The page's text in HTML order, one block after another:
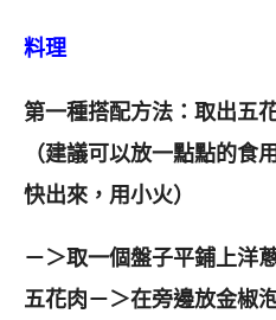
料理
第一種搭配方法：取出五
（建議可以放一點點的食
快出來，用小火）
－＞取一個盤子平鋪上洋
五花肉－＞在旁邊放金椒